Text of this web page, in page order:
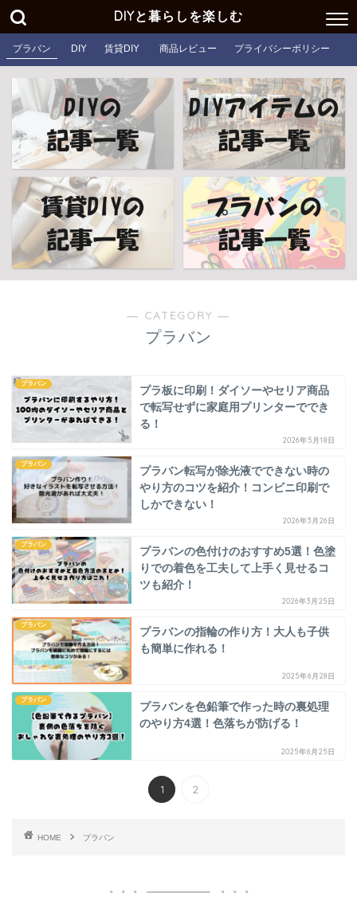
DIYと暮らしを楽しむ
プラバン DIY 賃貸DIY 商品レビュー プライバシーポリシー
― CATEGORY ―
プラバン
プラバン
プラ板に印刷！ダイソーやセリア商品
で転写せずに家庭用プリンターででき
る！
2026年5月18日
プラバン
プラバン転写が除光液でできない時の
やり方のコツを紹介！コンビニ印刷で
しかできない！
2026年3月26日
プラバン
プラバンの色付けのおすすめ5選！色塗
りでの着色を工夫して上手く見せるコ
ツも紹介！
2026年3月25日
プラバン
プラバンの指輪の作り方！大人も子供
も簡単に作れる！
2025年6月28日
プラバン
プラバンを色鉛筆で作った時の裏処理
のやり方4選！色落ちが防げる！
2025年6月25日
1 2
HOME プラバン